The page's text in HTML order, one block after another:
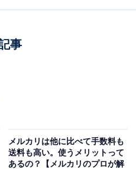
。
者がイライラする場合
、商品が届いても確認がで
事
メルカリは他に比べて手数料も
送料も高い。使うメリットって
あるの？【メルカリのプロが解